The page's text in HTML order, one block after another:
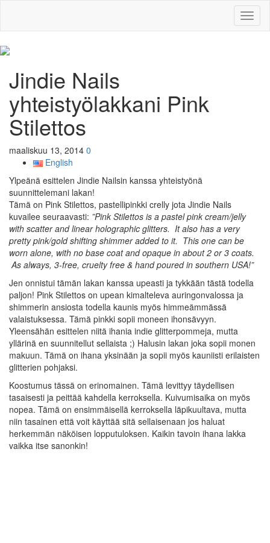
Jindie Nails
yhteistyölakkani Pink
Stilettos
maaliskuu 13, 2014 0
English
Ylpeänä esittelen Jindie Nailsin kanssa yhteistyönä
suunnittelemani lakan!
Tämä on Pink Stilettos, pastellipinkki crelly jota Jindie Nails
kuvailee seuraavasti: ”Pink Stilettos is a pastel pink cream/jelly
with scatter and linear holographic glitters. It also has a very
pretty pink/gold shifting shimmer added to it. This one can be
worn alone, with no base coat and opaque in about 2 or 3 coats.
As always, 3-free, cruelty free & hand poured in southern USA!”
Jen onnistui tämän lakan kanssa upeasti ja tykkään tästä todella
paljon! Pink Stilettos on upean kimalteleva auringonvalossa ja
shimmerin ansiosta todella kaunis myös himmeämmässä
valaistuksessa. Tämä pinkki sopii moneen ihonsävyyn.
Yleensähän esittelen niitä ihania indie glitterpommeja, mutta
yllärinä en suunnitellut sellaista ;) Halusin lakan joka sopii monen
makuun. Tämä on ihana yksinään ja sopii myös kauniisti erilaisten
glitterien pohjaksi.
Koostumus tässä on erinomainen. Tämä levittyy täydellisen
tasaisesti ja peittää kahdella kerroksella. Kuivumisaika on myös
nopea. Tämä on ensimmäisellä kerroksella läpikuultava, mutta
niin tasainen että voit käyttää sitä sellaisenaan jos haluat
herkemmän näköisen lopputuloksen. Kaikin tavoin ihana lakka
vaikka itse sanonkin!